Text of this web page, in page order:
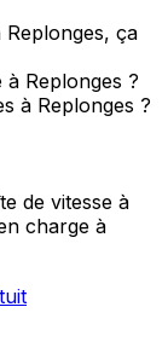
ça
Replonges ?
à Replonges ?
de vitesse à
charge à